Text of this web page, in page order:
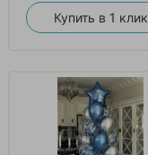
Купить в 1 клик